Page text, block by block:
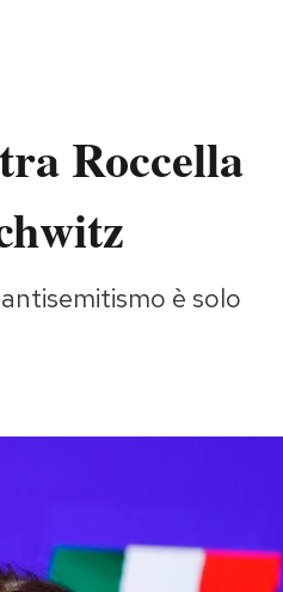
Roccella
è solo